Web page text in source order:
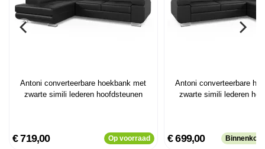
Antoni converteerbare hoekbank met
zwarte simili lederen hoofdsteunen
€ 719,00 Op voorraad
Antoni converteerbare
zwarte simili lederen
€ 699,00 Binnenkort